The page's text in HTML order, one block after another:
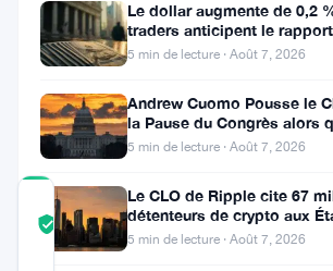
COMMUNITY
TRUST
SCORE
Vérifié
Le dollar augmente de 0,2
traders anticipent le
aux États-Unis
5 min de lecture · Août 7, 2026
Andrew Cuomo Pousse le
la Pause du Congrès alors
Europe
5 min de lecture · Août 7, 2026
Le CLO de Ripple cite 67
détenteurs de crypto aux
faire avancer la loi CLARITY
5 min de lecture · Août 7, 2026